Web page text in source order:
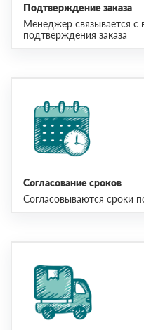
Подтверждение заказа
Менеджер связывается с
подтверждения заказа
Согласование сроков
Согласовываются сроки